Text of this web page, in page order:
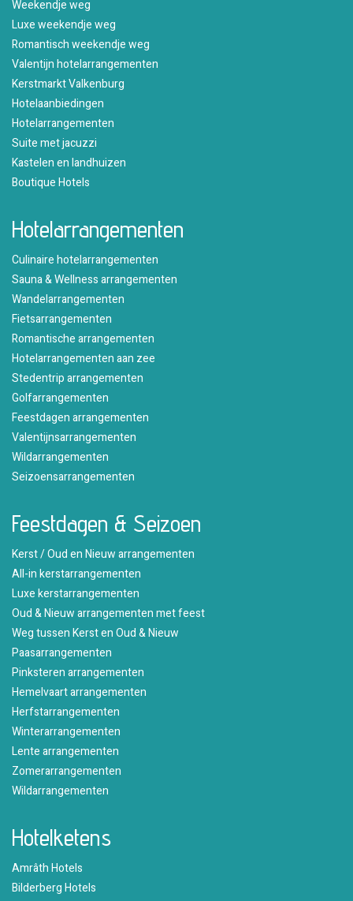
Weekendje weg
Luxe weekendje weg
Romantisch weekendje weg
Valentijn hotelarrangementen
Kerstmarkt Valkenburg
Hotelaanbiedingen
Hotelarrangementen
Suite met jacuzzi
Kastelen en landhuizen
Boutique Hotels
Hotelarrangementen
Culinaire hotelarrangementen
Sauna & Wellness arrangementen
Wandelarrangementen
Fietsarrangementen
Romantische arrangementen
Hotelarrangementen aan zee
Stedentrip arrangementen
Golfarrangementen
Feestdagen arrangementen
Valentijnsarrangementen
Wildarrangementen
Seizoensarrangementen
Feestdagen & Seizoen
Kerst / Oud en Nieuw arrangementen
All-in kerstarrangementen
Luxe kerstarrangementen
Oud & Nieuw arrangementen met feest
Weg tussen Kerst en Oud & Nieuw
Paasarrangementen
Pinksteren arrangementen
Hemelvaart arrangementen
Herfstarrangementen
Winterarrangementen
Lente arrangementen
Zomerarrangementen
Wildarrangementen
Hotelketens
Amrâth Hotels
Bilderberg Hotels